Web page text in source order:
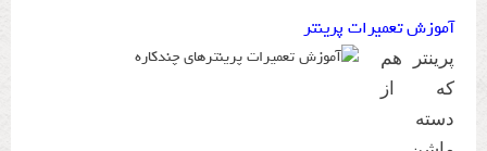
آموزش تعمیرات پرینتر
پرینتر هم
که از
دسته